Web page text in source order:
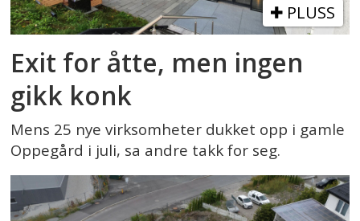
PLUSS
Exit for åtte, men ingen
gikk konk
Mens 25 nye virksomheter dukket opp i gamle
Oppegård i juli, sa andre takk for seg.